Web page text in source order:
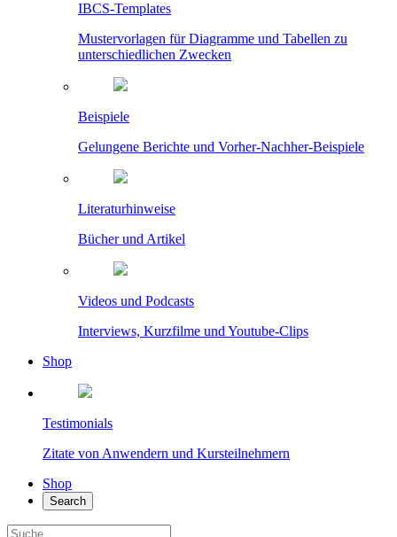
IBCS-Templates
Mustervorlagen für Diagramme und Tabellen zu
unterschiedlichen Zwecken
Beispiele
Gelungene Berichte und Vorher-Nachher-Beispiele
Literaturhinweise
Bücher und Artikel
Videos und Podcasts
Interviews, Kurzfilme und Youtube-Clips
Shop
Testimonials
Zitate von Anwendern und Kursteilnehmern
Shop
Search